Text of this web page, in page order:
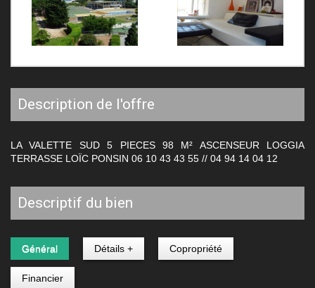
description de l'offre
LA VALETTE SUD 5 PIECES 98 M² ASCENSEUR LOGGIA
TERRASSE LOÏC PONSIN 06 10 43 43 55 // 04 94 14 04 12
descriptif du bien
Général Détails + Copropriété
Financier